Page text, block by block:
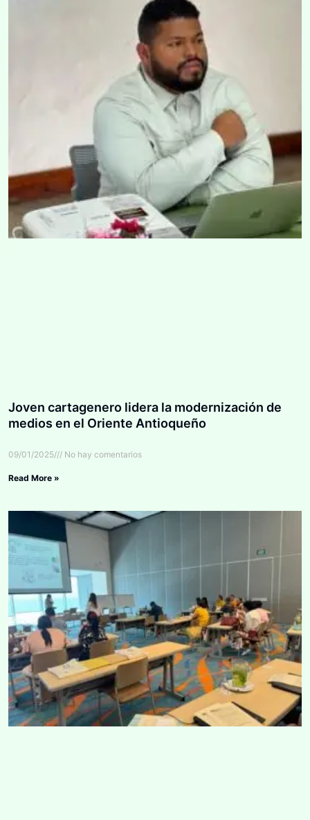
Joven cartagenero lidera la modernización de
medios en el Oriente Antioqueño
09/01/2025 No hay comentarios
Read More »